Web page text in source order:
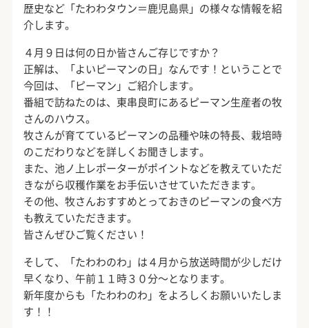
歴史など「たわわタウン＝鹿児島県」の様々な情報を紹
介します。
４月９日は何の日か皆さんご存じですか？
正解は、「よいピーマンの日」なんです！ということで
今回は、「ピーマン」ご紹介します。
番組で訪ねたのは、東串良町にあるピーマン生産者の牧
さんのハウス。
牧さんが育てているピーマンの品種や味の特長、栽培時
のこだわりなどを詳しくお聞きします。
また、池ノ上レポーターがポイントなどを教えていただ
きながら収穫作業をお手伝いさせていただきます。
その他、牧さんおすすめとっておきのピーマンの食べ方
も教えていただきます。
皆さんぜひご覧ください！
そして、「たわわのわ」は４月から放送時間が少しだけ
早くなり、午前１１時３０分～となります。
新年度からも「たわわのわ」をよろしくお願いいたしま
す！！